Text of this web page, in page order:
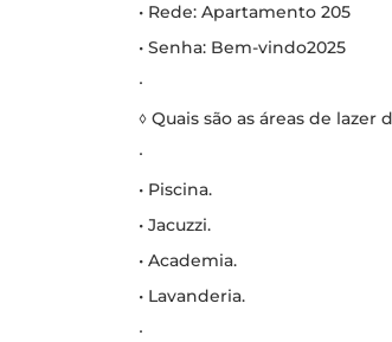
• Rede: Apartamento 205
• Senha: Bem-vindo2025
∙
◊ Quais são as áreas de lazer
∙
• Piscina.
• Jacuzzi.
• Academia.
• Lavanderia.
∙